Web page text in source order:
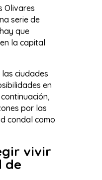
Olivares
serie de
que
la capital
ciudades
en
por las
condal como
vivir
de